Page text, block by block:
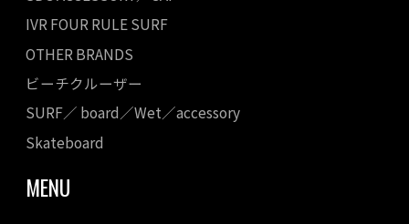
IVR FOUR RULE SURF
OTHER BRANDS
ビーチクルーザー
SURF／ board／Wet／accessory
Skateboard
MENU